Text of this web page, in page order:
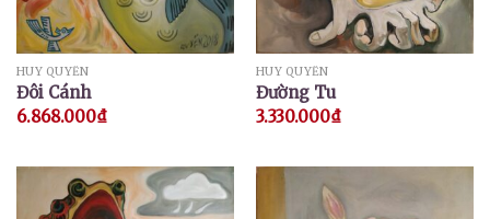
HUY QUYỂN
Đôi Cánh
6.868.000₫
HUY QUYỂN
Đường Tu
3.330.000₫